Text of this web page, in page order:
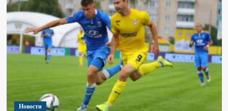
Новости